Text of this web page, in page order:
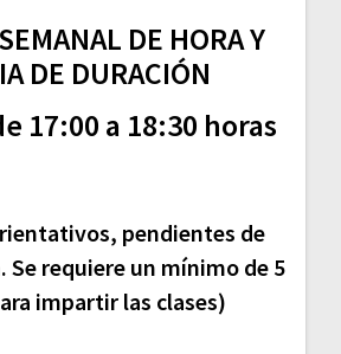
DE HORA Y
DE DURACIÓN
17:00 a 18:30 horas
pendientes de
requiere un mínimo de 5
impartir las clases)